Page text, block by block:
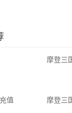
摩登三
值 摩登三